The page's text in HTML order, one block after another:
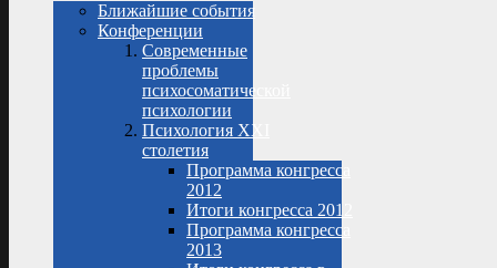
Ближайшие события
Конференции
Современные
проблемы
психосоматической
психологии
Психология XXI
столетия
Программа конгресса
2012
Итоги конгресса 2012
Программа конгресса
2013